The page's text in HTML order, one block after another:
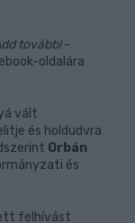
tovább!-
oldalára
vált
és holdudvra
Orbán
és
felhívást